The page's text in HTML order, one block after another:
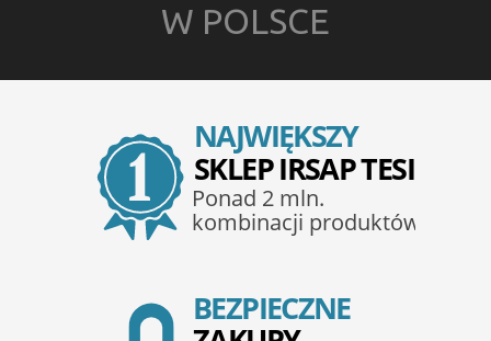
W POLSCE